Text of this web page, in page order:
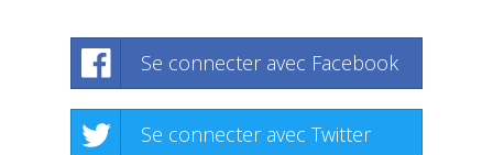
Se connecter avec Facebook
Se connecter avec Twitter